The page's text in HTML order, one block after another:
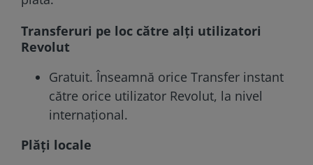
Transferuri pe loc către alți utilizatori
Revolut
Gratuit. Înseamnă orice Transfer instant
către orice utilizator Revolut, la nivel
internațional.
Plăți locale